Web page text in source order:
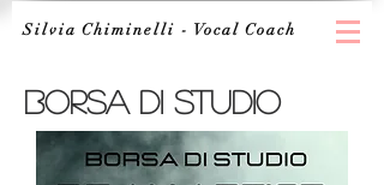
Silvia Chiminelli - Vocal Coach
borsa di studio